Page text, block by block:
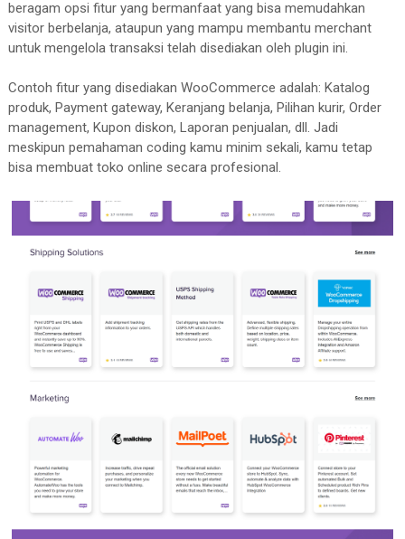
beragam opsi fitur yang bermanfaat yang bisa memudahkan
visitor berbelanja, ataupun yang mampu membantu merchant
untuk mengelola transaksi telah disediakan oleh plugin ini.
Contoh fitur yang disediakan WooCommerce adalah: Katalog
produk, Payment gateway, Keranjang belanja, Pilihan kurir, Order
management, Kupon diskon, Laporan penjualan, dll. Jadi
meskipun pemahaman coding kamu minim sekali, kamu tetap
bisa membuat toko online secara profesional.